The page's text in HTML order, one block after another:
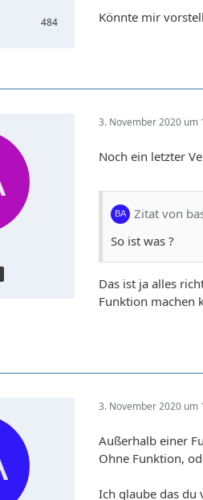
484
Könnte mir
3. November 2020 um
Noch ein letzter
Zitat von
So ist was ?
Das ist ja alles
Funktion machen
3. November 2020 um
Außerhalb einer
Ohne Funktion,
Ich glaube das du